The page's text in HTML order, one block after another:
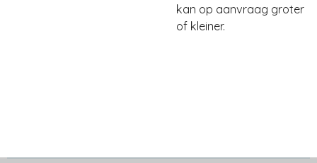
kan op aanvraag groter
of kleiner.